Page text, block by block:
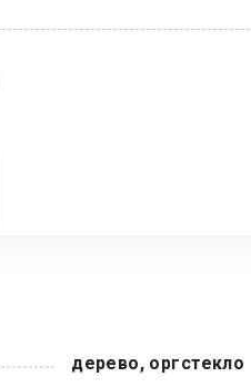
дерево, оргстекло